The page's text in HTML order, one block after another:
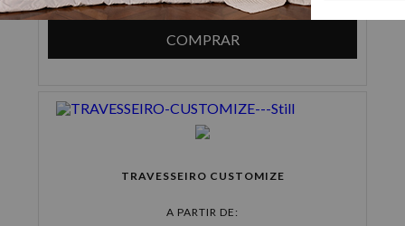
COMPRAR
TRAVESSEIRO CUSTOMIZE
A PARTIR DE: